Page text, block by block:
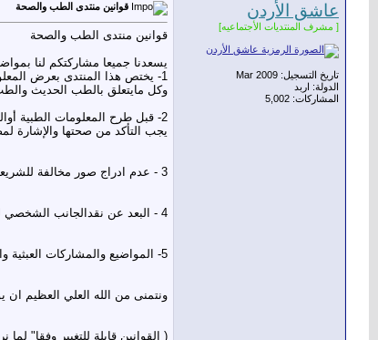
عاشق الأردن
[ مشرف المنتديات الأجتماعيه]
تاريخ التسجيل: Mar 2009
الدولة: اربد
المشاركات: 5,002
قوانين منتدى الطب والصحة
قوانين منتدى الطب والصحة
يسعدنا جميعا مشاركتكم لنا
1- يختص هذا المنتدى بعرض المعلومات الطبية والوسائل العلاجية
وكل مايتعلق بالطب الحديث
2- قبل طرح المعلومات الطبية أوالطرق العلاجية
يجب التأكد من صحتها والإشارة
3 - عدم ادراج صور مخالفة للشريعه الاسلاميه او مخالفة لقوانين المنتدى كصور النسـاء او صور مخله بالآداب العامة او صور لا تتعلق بالقسم وغير ذلك سيتم حذفها او نقلها .
4 - البعد عن نقدالجانب
5- المواضيع والمشاركات
ونتمنى من الله العلي العظيم ان
( القوانين قابلة للتغيير وفقا" لما